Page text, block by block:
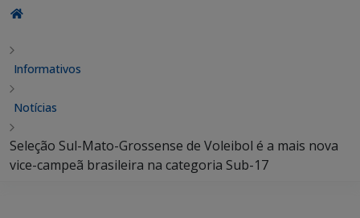
Informativos
Notícias
Seleção Sul-Mato-Grossense de Voleibol é a mais nova
vice-campeã brasileira na categoria Sub-17